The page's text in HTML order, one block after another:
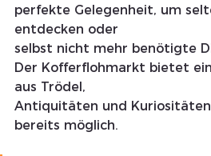
perfekte Gelegenheit, um
entdecken oder
selbst nicht mehr benötigte
Der Kofferflohmarkt bietet
aus Trödel,
Antiquitäten und
bereits möglich.